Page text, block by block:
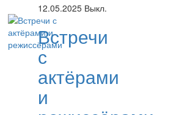
12.05.2025 Выкл.
Встречи
с
актёрами
и